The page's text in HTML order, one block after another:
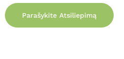
Krepšelyje
Parašykite Atsiliepimą